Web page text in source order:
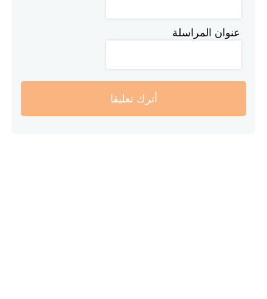
عنوان المراسلة
أترك تعليقا